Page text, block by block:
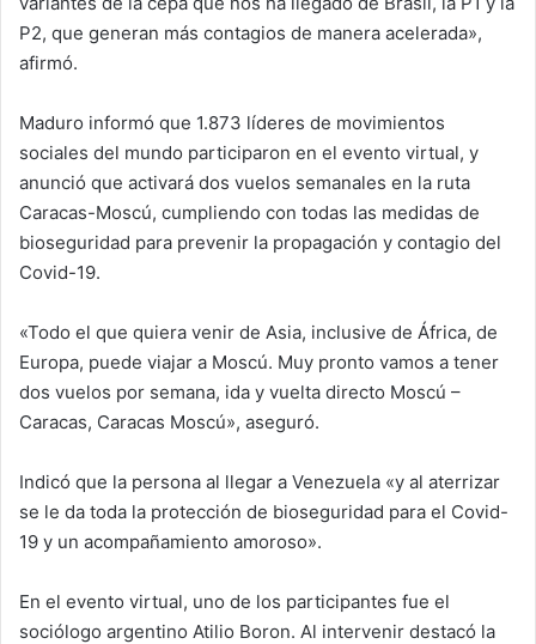
P2, que generan más contagios de manera acelerada»,
afirmó.
Maduro informó que 1.873 líderes de movimientos
sociales del mundo participaron en el evento virtual, y
anunció que activará dos vuelos semanales en la ruta
Caracas-Moscú, cumpliendo con todas las medidas de
bioseguridad para prevenir la propagación y contagio del
Covid-19.
«Todo el que quiera venir de Asia, inclusive de África, de
Europa, puede viajar a Moscú. Muy pronto vamos a tener
dos vuelos por semana, ida y vuelta directo Moscú –
Caracas, Caracas Moscú», aseguró.
Indicó que la persona al llegar a Venezuela «y al aterrizar
se le da toda la protección de bioseguridad para el Covid-
19 y un acompañamiento amoroso».
En el evento virtual, uno de los participantes fue el
sociólogo argentino Atilio Boron. Al intervenir destacó la